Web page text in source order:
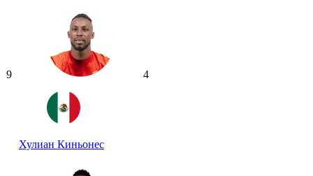
9
Хулиан Киньонес
4